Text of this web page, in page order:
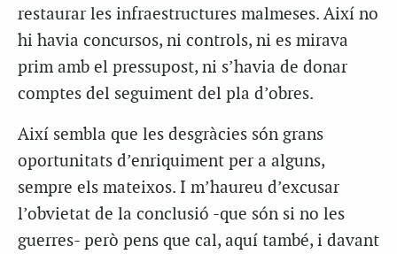
restaurar les infraestructures malmeses. Així no
hi havia concursos, ni controls, ni es mirava
prim amb el pressupost, ni s’havia de donar
comptes del seguiment del pla d’obres.
Així sembla que les desgràcies són grans
oportunitats d’enriquiment per a alguns,
sempre els mateixos. I m’haureu d’excusar
l’obvietat de la conclusió -que són si no les
guerres- però pens que cal, aquí també, i davant